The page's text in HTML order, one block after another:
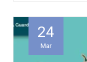
24
Mar